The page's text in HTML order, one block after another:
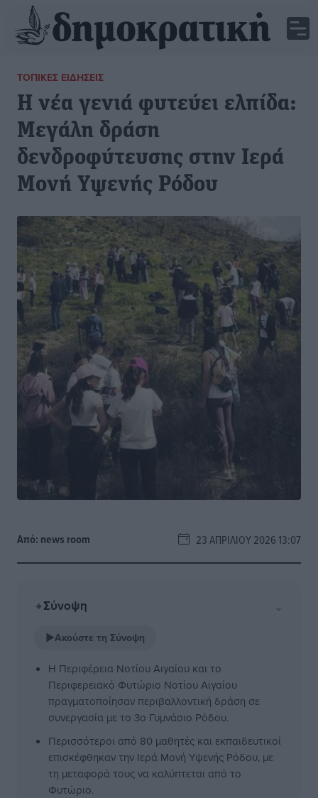
ΤΟΠΙΚΈΣ ΕΙΔΉΣΕΙΣ
Η νέα γενιά φυτεύει ελπίδα:
Μεγάλη δράση
δενδροφύτευσης στην Ιερά
Μονή Υψενής Ρόδου
Από: news room 23 ΑΠΡΙΛΊΟΥ 2026 13:07
✦Σύνοψη ⌄
▶Ακούστε τη Σύνοψη
Η Περιφέρεια Νοτίου Αιγαίου και το
Περιφερειακό Φυτώριο Νοτίου Αιγαίου
πραγματοποίησαν περιβαλλοντική δράση σε
συνεργασία με το 3ο Γυμνάσιο Ρόδου.
Περισσότεροι από 80 μαθητές και εκπαιδευτικοί
επισκέφθηκαν την Ιερά Μονή Υψενής Ρόδου, με
τη μεταφορά τους να καλύπτεται από το
Φυτώριο.